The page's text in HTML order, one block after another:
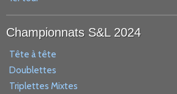
Championnats S&L 2024
Tête à tête
Doublettes
Triplettes Mixtes